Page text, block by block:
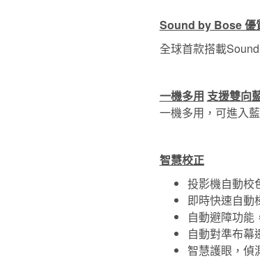
Sound by Bose 優
全球首款搭載
一機多用 支援雙向
一機多用，可進入
智慧校正
投影機自動校
即時快速自動
自動避障功能
自動對準布幕
智慧護眼，偵